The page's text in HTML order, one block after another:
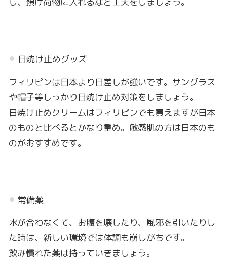
日焼け止めグッズ
フィリピンは日本より日差しが強いです。サングラス
や帽子等しっかり日焼け止め対策をしましょう。
日焼け止めクリームはフィリピンでも買えますが日本
のものと比べるとかなり重め。敏感肌の方は日本のも
のがおすすめです。
常備薬
水が合わなくて、お腹を壊したり、風邪を引いたりし
た時は、新しい環境では体調も崩しがちです。
飲み慣れた薬は持っていきましょう。